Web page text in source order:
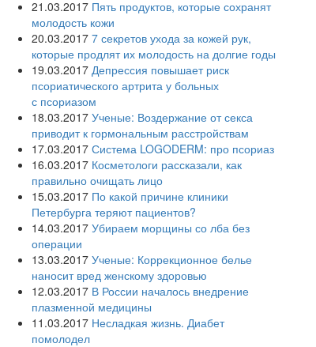
21.03.2017 Пять продуктов, которые сохранят
молодость кожи
20.03.2017 7 секретов ухода за кожей рук,
которые продлят их молодость на долгие годы
19.03.2017 Депрессия повышает риск
псориатического артрита у больных
с псориазом
18.03.2017 Ученые: Воздержание от секса
приводит к гормональным расстройствам
17.03.2017 Система LOGODERM: про псориаз
16.03.2017 Косметологи рассказали, как
правильно очищать лицо
15.03.2017 По какой причине клиники
Петербурга теряют пациентов?
14.03.2017 Убираем морщины со лба без
операции
13.03.2017 Ученые: Коррекционное белье
наносит вред женскому здоровью
12.03.2017 В России началось внедрение
плазменной медицины
11.03.2017 Несладкая жизнь. Диабет
помолодел